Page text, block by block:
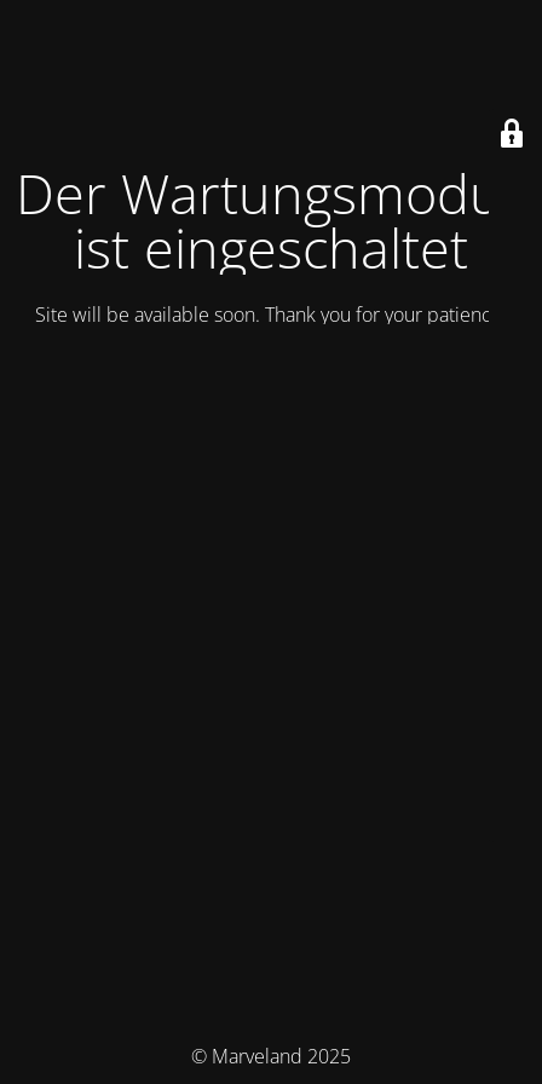
Der Wartungsmodus
ist eingeschaltet
Site will be available soon. Thank you for your patience!
© Marveland 2025